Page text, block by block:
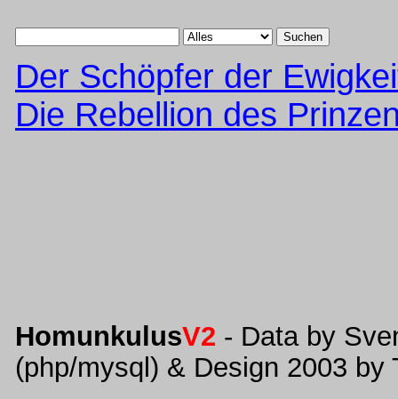
Suchen
Der Schöpfer der
Die Rebellion des
HomunkulusV2 - Data by
(php/mysql) & Design 2003